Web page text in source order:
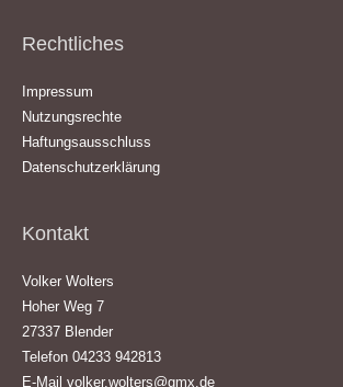
Rechtliches
Impressum
Nutzungsrechte
Haftungsausschluss
Datenschutzerklärung
Kontakt
Volker Wolters
Hoher Weg 7
27337 Blender
Telefon 04233 942813
E-Mail volker.wolters@gmx.de